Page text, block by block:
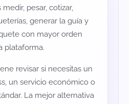
pesar, cotizar,
generar la guía y
con mayor orden
plataforma.
revisar si necesitas un
un servicio económico o
La mejor alternativa